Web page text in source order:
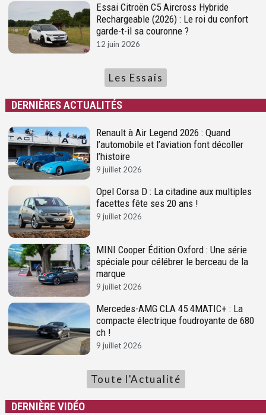
Essai Citroën C5 Aircross Hybride
Rechargeable (2026) : Le roi du confort
garde-t-il sa couronne ?
12 juin 2026
Les Essais
DERNIÈRES ACTUALITÉS
Renault à Air Legend 2026 : Quand
l’automobile et l’aviation font décoller
l’histoire
9 juillet 2026
Opel Corsa D : La citadine aux multiples
facettes fête ses 20 ans !
9 juillet 2026
MINI Cooper Édition Oxford : Une série
spéciale pour célébrer le berceau de la
marque
9 juillet 2026
Mercedes-AMG CLA 45 4MATIC+ : La
compacte électrique foudroyante de 680
ch !
9 juillet 2026
Toute l'Actualité
DERNIÈRE VIDÉO